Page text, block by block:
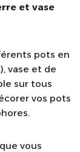
et vase
pots en
vase et de
sur tous
vos pots
vous